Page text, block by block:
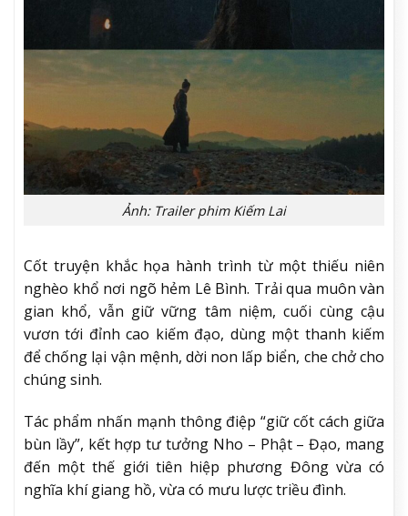
Ảnh: Trailer phim Kiếm Lai
Cốt truyện khắc họa hành trình từ một thiếu niên
nghèo khổ nơi ngõ hẻm Lê Bình. Trải qua muôn vàn
gian khổ, vẫn giữ vững tâm niệm, cuối cùng cậu
vươn tới đỉnh cao kiếm đạo, dùng một thanh kiếm
để chống lại vận mệnh, dời non lấp biển, che chở cho
chúng sinh.
Tác phẩm nhấn mạnh thông điệp “giữ cốt cách giữa
bùn lầy”, kết hợp tư tưởng Nho – Phật – Đạo, mang
đến một thế giới tiên hiệp phương Đông vừa có
nghĩa khí giang hồ, vừa có mưu lược triều đình.